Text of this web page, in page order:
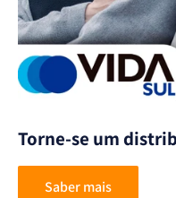
Torne-se um
Saber mais